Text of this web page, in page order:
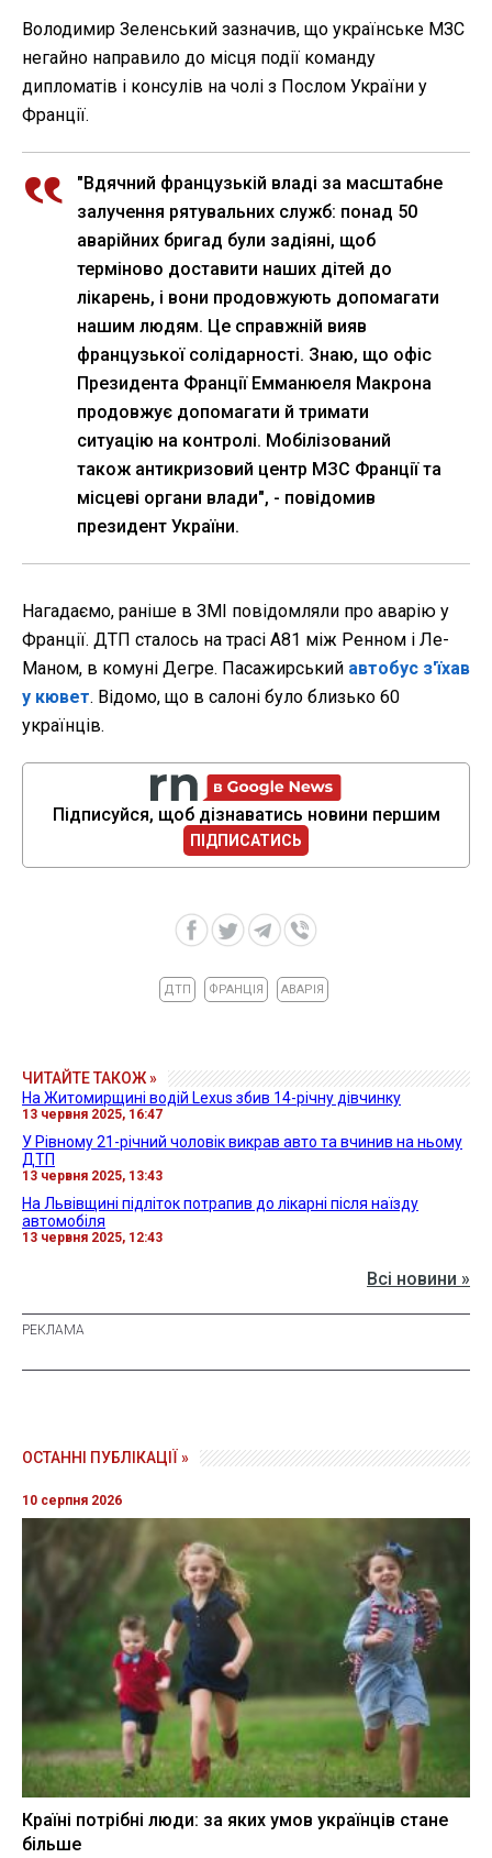
Володимир Зеленський зазначив, що українське МЗС
негайно направило до місця події команду
дипломатів і консулів на чолі з Послом України у
Франції.
"Вдячний французькій владі за масштабне
залучення рятувальних служб: понад 50
аварійних бригад були задіяні, щоб
терміново доставити наших дітей до
лікарень, і вони продовжують допомагати
нашим людям. Це справжній вияв
французької солідарності. Знаю, що офіс
Президента Франції Емманюеля Макрона
продовжує допомагати й тримати
ситуацію на контролі. Мобілізований
також антикризовий центр МЗС Франції та
місцеві органи влади", - повідомив
президент України.
Нагадаємо, раніше в ЗМІ повідомляли про аварію у
Франції. ДТП сталось на трасі A81 між Ренном і Ле-
Маном, в комуні Дегре. Пасажирський автобус з'їхав
у кювет. Відомо, що в салоні було близько 60
українців.
Підписуйся, щоб дізнаватись новини першим
ПІДПИСАТИСЬ
ДТП ФРАНЦІЯ АВАРІЯ
ЧИТАЙТЕ ТАКОЖ »
На Житомирщині водій Lexus збив 14-річну дівчинку
13 червня 2025, 16:47
У Рівному 21-річний чоловік викрав авто та вчинив на ньому
ДТП
13 червня 2025, 13:43
На Львівщині підліток потрапив до лікарні після наїзду
автомобіля
13 червня 2025, 12:43
Всі новини »
ОСТАННІ ПУБЛІКАЦІЇ »
10 серпня 2026
Країні потрібні люди: за яких умов українців стане
більше